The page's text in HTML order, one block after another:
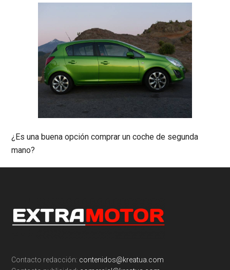
¿Es una buena opción comprar un coche de segunda
mano?
Footer
Contacto redacción: contenidos@kreatua.com